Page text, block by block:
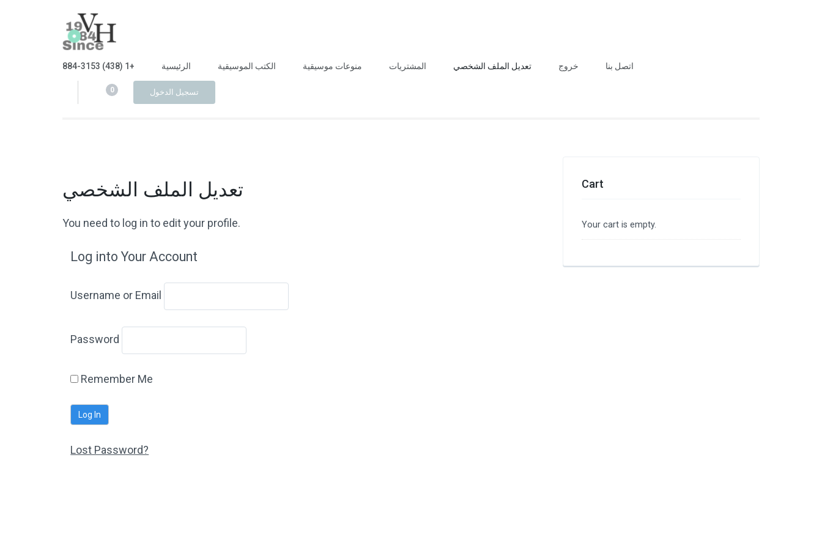
884-3153 (438) 1+ الرئيسية الكتب الموسيقية منوعات موسيقية المشتريات تعديل الملف الشخصي خروج اتصل بنا
0 تسجيل الدخول
تعديل الملف الشخصي
You need to log in to edit your profile.
Log into Your Account
Username or Email
Password
Remember Me
Lost Password?
Cart
Your cart is empty.